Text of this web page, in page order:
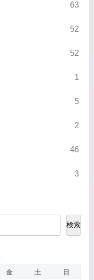
63
52
52
1
5
2
46
3
検索
金 土
日